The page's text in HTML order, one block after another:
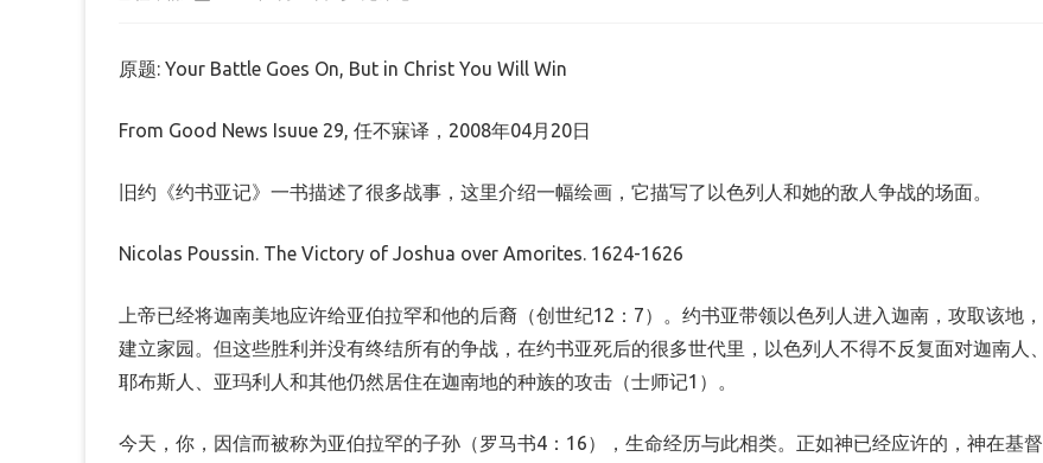
利未记
使徒行传
面
些
人
道
战
原题: Your Battle Goes On, But in Christ You Will Win
From Good News Isuue 29, 任不寐译，2008年04月20日
旧约《约书亚记》一书描述了很多战事，这里介绍一幅绘画，它描写了以色列人和她的敌人争战的场面。
Nicolas Poussin. The Victory of Joshua over Amorites. 1624-1626
上帝已经将迦南美地应许给亚伯拉罕和他的后裔（创世纪12：7）。约书亚带领以色列人进入迦南，攻取该地，
建立家园。但这些胜利并没有终结所有的争战，在约书亚死后的很多世代里，以色列人不得不反复面对迦南人、
耶布斯人、亚玛利人和其他仍然居住在迦南地的种族的攻击（士师记1）。
今天，你，因信而被称为亚伯拉罕的子孙（罗马书4：16），生命经历与此相类。正如神已经应许的，神在基督